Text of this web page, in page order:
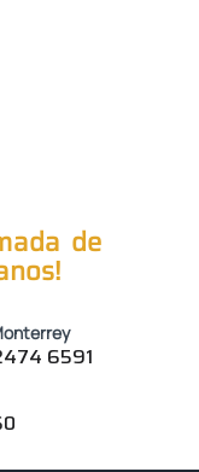
de
6591